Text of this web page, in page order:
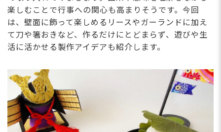
楽しむことで行事への関心も高まりそうです。今回
は、壁面に飾って楽しめるリースやガーランドに加え
て刀や箸おきなど、作るだけにとどまらず、遊びや生
活に活かせる製作アイデアも紹介します。